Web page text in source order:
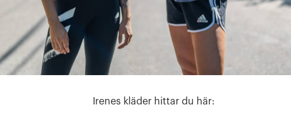
Irenes kläder hittar du här: